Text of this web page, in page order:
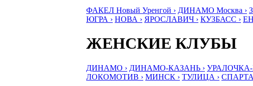
ФАКЕЛ Новый Уренгой › ДИНАМО Москва ›
ЮГРА › НОВА › ЯРОСЛАВИЧ › КУЗБАСС ›
ЖЕНСКИЕ КЛУБЫ
ДИНАМО › ДИНАМО-КАЗАНЬ ›
ЛОКОМОТИВ › МИНСК › ТУЛИЦА › СПАРТА